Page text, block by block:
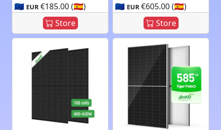
🇪🇺 EUR€185.00 (🇪🇸)
Store
🇪🇺 EUR€605.00 (🇪🇸)
Store